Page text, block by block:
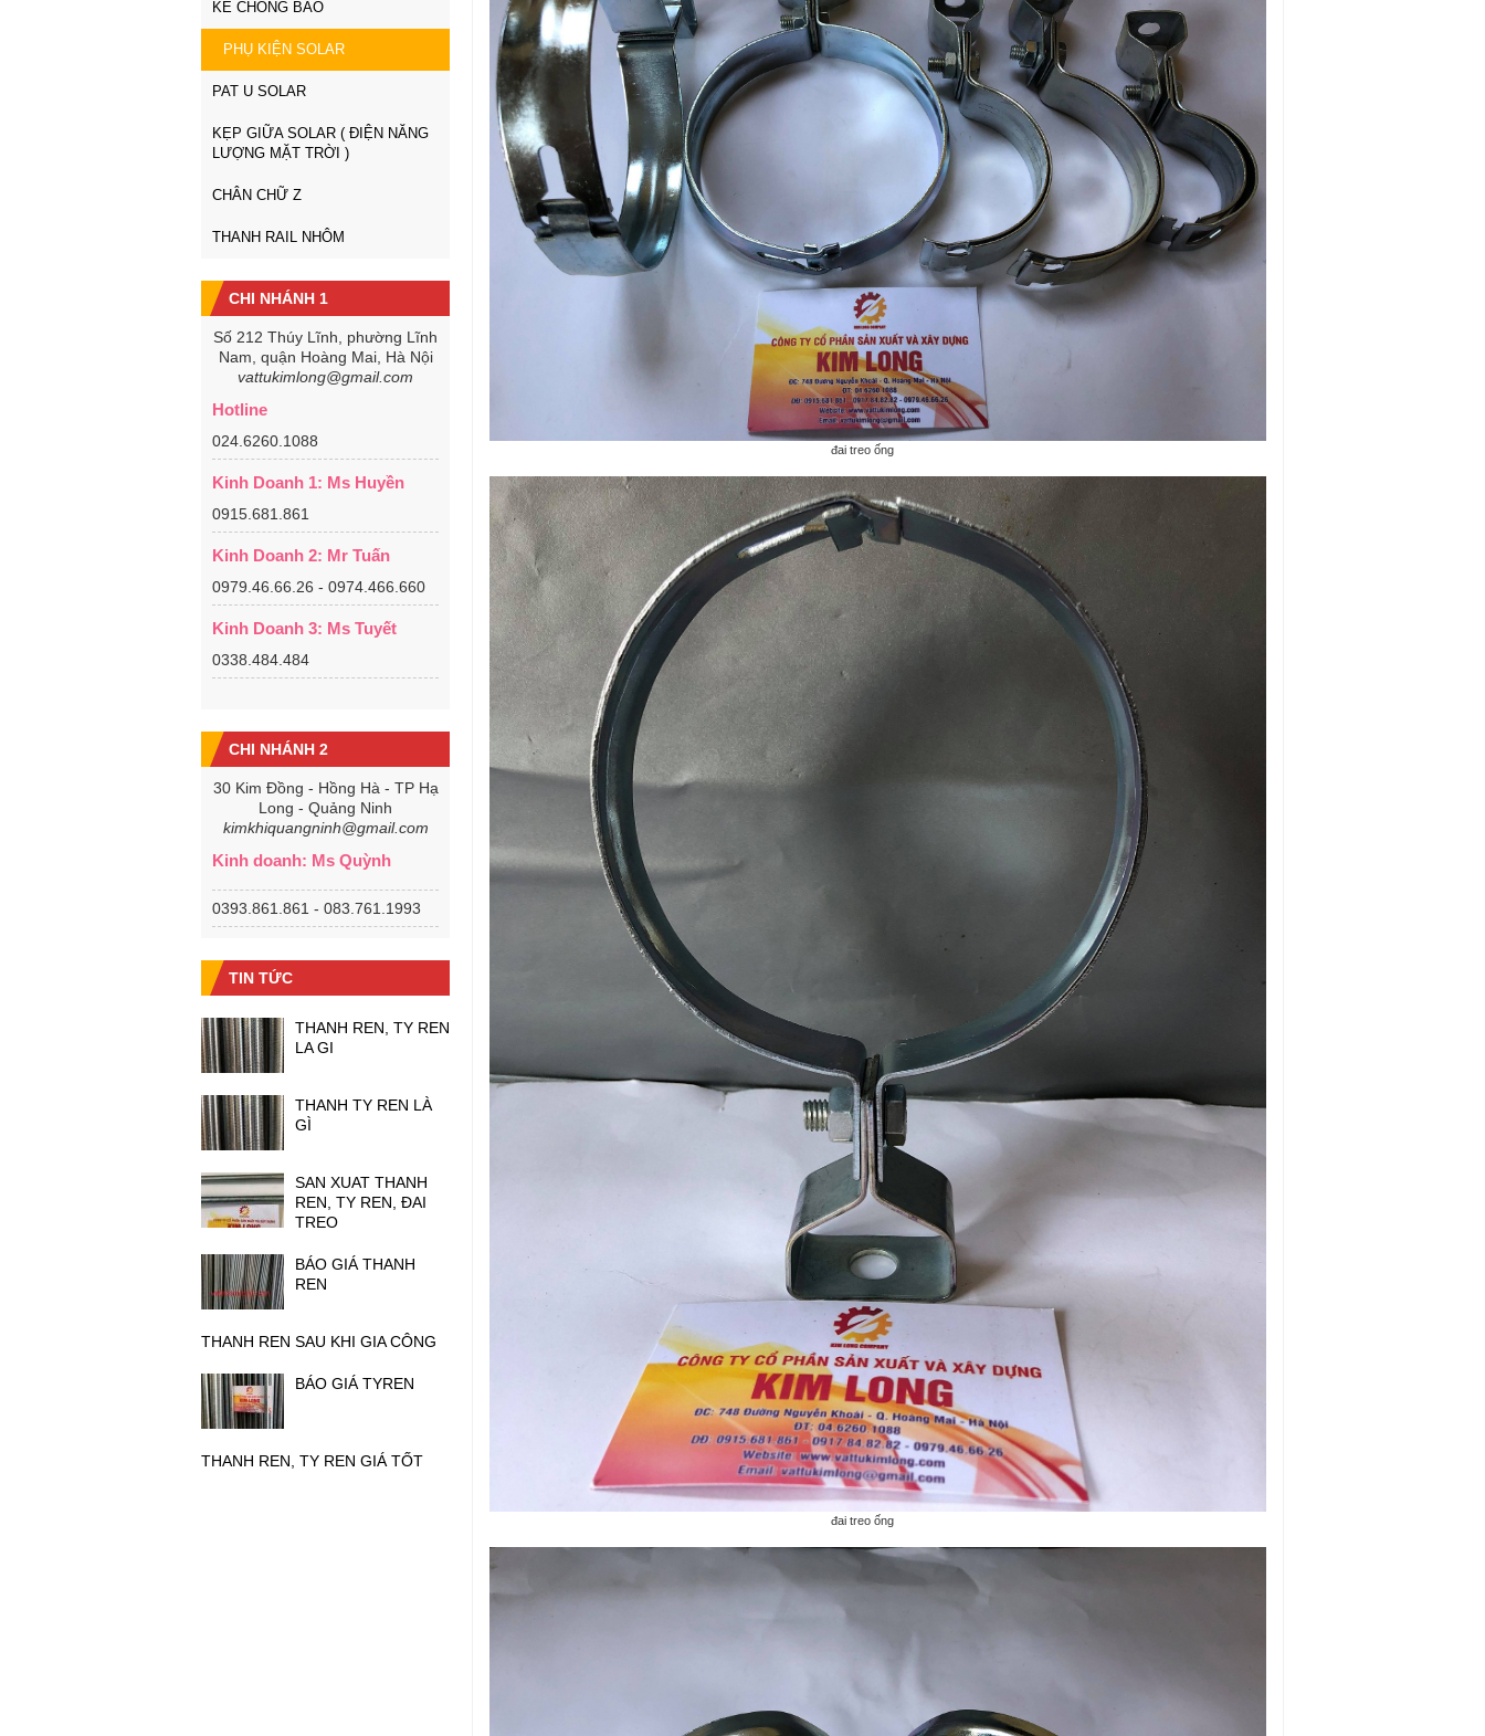
KE CHỐNG BÃO
PHỤ KIỆN SOLAR
PAT U SOLAR
KẸP GIỮA SOLAR ( ĐIỆN NĂNG
LƯỢNG MẶT TRỜI )
CHÂN CHỮ Z
THANH RAIL NHÔM
CHI NHÁNH 1
Số 212 Thúy Lĩnh, phường Lĩnh
Nam, quận Hoàng Mai, Hà Nội
vattukimlong@gmail.com
Hotline
024.6260.1088
Kinh Doanh 1: Ms Huyền
0915.681.861
Kinh Doanh 2: Mr Tuấn
0979.46.66.26 - 0974.466.660
Kinh Doanh 3: Ms Tuyết
0338.484.484
CHI NHÁNH 2
30 Kim Đồng - Hồng Hà - TP Hạ
Long - Quảng Ninh
kimkhiquangninh@gmail.com
Kinh doanh: Ms Quỳnh
0393.861.861 - 083.761.1993
TIN TỨC
THANH REN, TY REN
LA GI
THANH TY REN LÀ
GÌ
SAN XUAT THANH
REN, TY REN, ĐAI
TREO
BÁO GIÁ THANH
REN
THANH REN SAU KHI GIA CÔNG
BÁO GIÁ TYREN
THANH REN, TY REN GIÁ TỐT
đai treo ống
đai treo ống